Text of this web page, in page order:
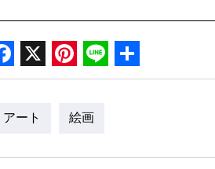
Facebook
X Pinterest
LineShare
アート 絵画